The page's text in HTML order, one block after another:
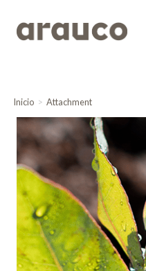
Inicio Attachment